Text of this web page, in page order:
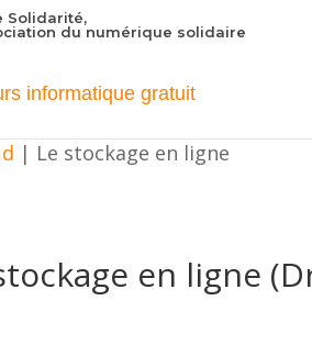
Solidarité,
du numérique solidaire
| Le stockage en ligne
en ligne